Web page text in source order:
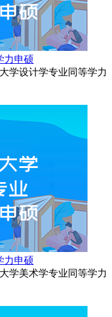
力申硕
学设计学专业同等学力
力申硕
学美术学专业同等学力